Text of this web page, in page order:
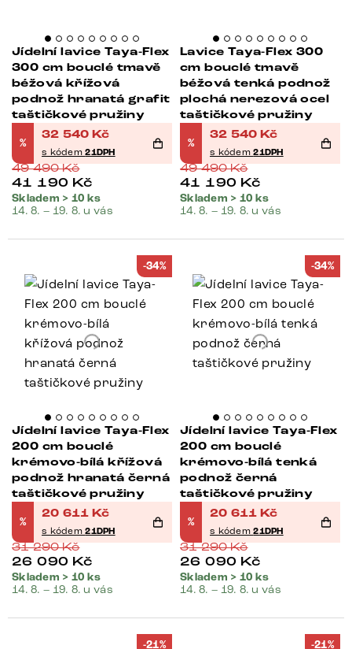
Jídelní lavice Taya-Flex
300 cm bouclé tmavě
béžová křížová
podnož hranatá grafit
taštičkové pružiny
%
32 540 Kč
s kódem21DPH
49 490Kč
41 190 Kč
Skladem > 10 ks
14. 8. – 19. 8. u vás
Lavice Taya-Flex 300
cm bouclé tmavě
béžová tenká podnož
plochá nerezová ocel
taštičkové pružiny
%
32 540 Kč
s kódem21DPH
49 490Kč
41 190 Kč
Skladem > 10 ks
14. 8. – 19. 8. u vás
-34%
Jídelní lavice Taya-Flex
200 cm bouclé
krémovo-bílá křížová
podnož hranatá černá
taštičkové pružiny
%
20 611 Kč
s kódem21DPH
31 290Kč
26 090 Kč
Skladem > 10 ks
14. 8. – 19. 8. u vás
-34%
Jídelní lavice Taya-Flex
200 cm bouclé
krémovo-bílá tenká
podnož černá
taštičkové pružiny
%
20 611 Kč
s kódem21DPH
31 290Kč
26 090 Kč
Skladem > 10 ks
14. 8. – 19. 8. u vás
-21% -21%